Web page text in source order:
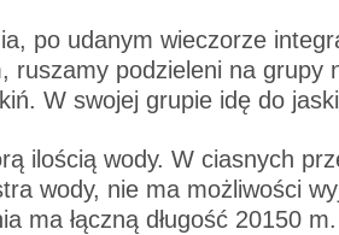
po udanym wieczorze
ruszamy podzieleni na grupy
W swojej grupie idę do
ilością wody. W ciasnych
wody, nie ma możliwości
ma łączną długość 20150